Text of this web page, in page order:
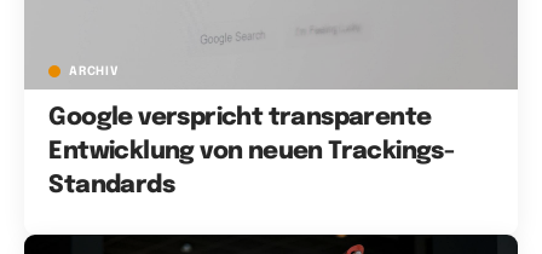
ARCHIV
Google verspricht transparente
Entwicklung von neuen Trackings-
Standards